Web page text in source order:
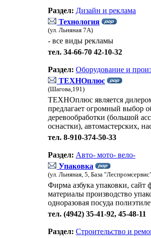
Раздел: Дизайн и реклама
Технология
(ул. Льняная 7А)
- все виды рекламы
тел. 34-66-70 42-10-32
Раздел: Оборудование и
ТЕХНОплюс
(Шагова,191)
ТЕХНОплюс является
предлагает огромный выбор
деревообработки (большой
оснастки), автомастерских,
тел. 8-910-374-50-33
Раздел: Авто- мото- вело-
Упаковка
(ул. Льняная, 5, База
Фирма азбука упаковки, сайт
материалы производство
одноразовая посуда
тел. (4942) 35-41-92, 45-48-11
Раздел: Строительство и